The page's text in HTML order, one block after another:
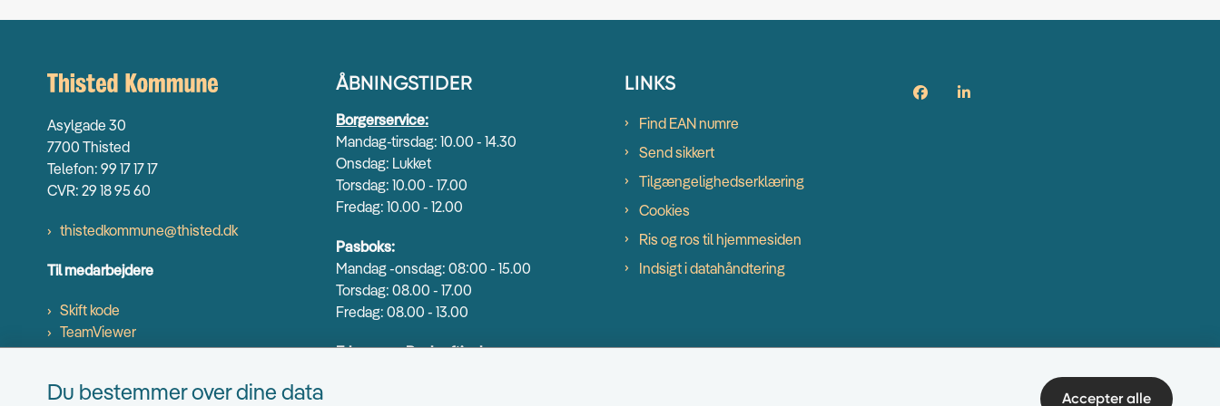
Asylgade 30
7700 Thisted
Telefon: 99 17 17 17
CVR: 29 18 95 60
thistedkommune@thisted.dk
Til medarbejdere
Skift kode
TeamViewer
ÅBNINGSTIDER
Borgerservice:
Mandag-tirsdag: 10.00 - 14.30
Onsdag: Lukket
Torsdag: 10.00 - 17.00
Fredag: 10.00 - 12.00
Pasboks:
Mandag -onsdag: 08:00 - 15.00
Torsdag: 08.00 - 17.00
Fredag: 08.00 - 13.00
Erhverv og Beskæftigelse:
LINKS
Find EAN numre
Send sikkert
Tilgængelighedserklæring
Cookies
Ris og ros til hjemmesiden
Indsigt i datahåndtering
Du bestemmer over dine data Accepter alle